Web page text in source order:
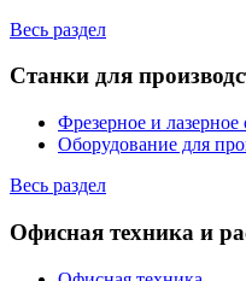
Весь раздел
Станки для
Фрезерное и
Оборудование для
Весь раздел
Офисная техника и